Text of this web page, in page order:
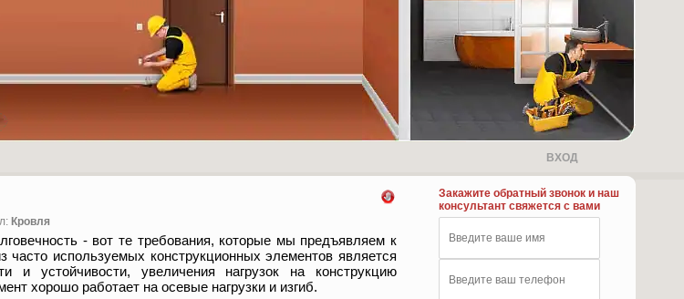
ВХОД
Кровля
- вот те требования, которые мы предъявляем к
используемых конструкционных элементов является
и устойчивости, увеличения нагрузок на конструкцию
хорошо работает на осевые нагрузки и изгиб.
Закажите обратный звонок и наш
консультант свяжется с вами